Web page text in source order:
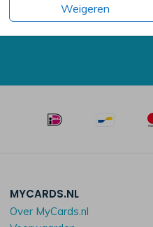
Weigeren
uur
MYCARDS.NL
Over MyCards.nl